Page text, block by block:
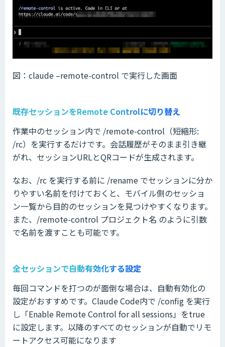
図：claude –remote-control で実行した画面
既存セッションをRemote Controlに切り替え
作業中のセッション内で /remote-control（短縮形:
/rc）を実行するだけです。会話履歴がそのまま引き継
がれ、セッションURLとQRコードが生成されます。
なお、/rc を実行する前に /rename でセッションに分か
りやすい名前を付けておくと、モバイル側のセッショ
ン一覧から目的のセッションを見つけやすくなります。
また、/remote-control プロジェクト名 のように引数
で名前を渡すことも可能です。
全セッションで自動有効化する設定
毎回コマンドを打つのが面倒な場合は、自動有効化の
設定がおすすめです。Claude Code内で /config を実行
し「Enable Remote Control for all sessions」をtrue
に設定します。以降のすべてのセッションが自動でリモ
ートアクセス可能になります